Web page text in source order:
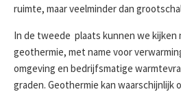
ruimte, maar veelminder dan
In de tweede plaats kunnen we kijken
geothermie, met name voor
omgeving en bedrijfsmatige
graden. Geothermie kan waarschijnlijk